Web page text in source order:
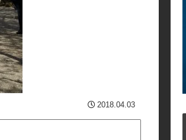
2018.04.03